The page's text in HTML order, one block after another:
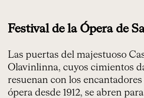
Festival de la Ópera de
Las puertas del majestuoso
Olavinlinna, cuyos cimientos
resuenan con los
ópera desde 1912, se abren